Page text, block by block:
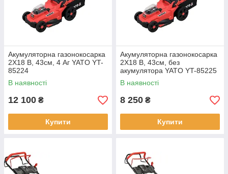
Акумуляторна газонокосарка
2X18 B, 43см, 4 Аг YATO YT-
85224
В наявності
12 100 ₴
Купити
Акумуляторна газонокосарка
2X18 B, 43см, без
акумулятора YATO YT-85225
В наявності
8 250 ₴
Купити